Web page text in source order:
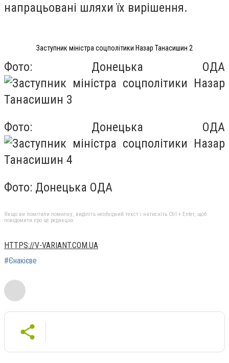
напрацьовані шляхи їх вирішення.
Заступник міністра соцполітики Назар Танасишин 2
Фото: Донецька ОДА
Фото: Донецька ОДА
Фото: Донецька ОДА
Якщо ви помітили помилку, виділіть необхідний текст і натисніть Ctrl + Enter, щоб
повідомити про це редакцію
HTTPS://V-VARIANT.COM.UA
#Єнакієве